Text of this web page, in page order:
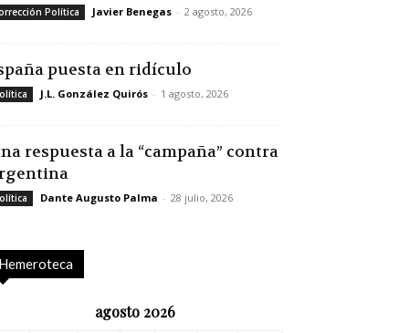
Política Javier Benegas - 2 agosto, 2026
puesta en ridículo
J.L. González Quirós - 1 agosto, 2026
respuesta a la “campaña” contra
Dante Augusto Palma - 28 julio, 2026
Hemeroteca
agosto 2026